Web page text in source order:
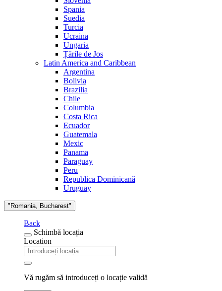
Spania
Suedia
Turcia
Ucraina
Ungaria
Țările de Jos
Latin America and Caribbean
Argentina
Bolivia
Brazilia
Chile
Columbia
Costa Rica
Ecuador
Guatemala
Mexic
Panama
Paraguay
Peru
Republica Dominicană
Uruguay
"Romania, Bucharest"
Back
Schimbă locația
Location
Vă rugăm să introduceți o locație validă